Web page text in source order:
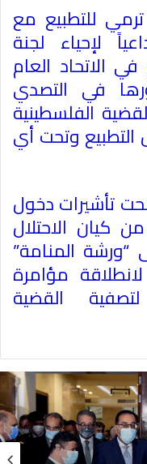
للتطبيع مع
لإحياء لجنة
الاتحاد العام
في التصدي
الفلسطينية
وتحت أي
تأشيرات دخول
كيان الاحتلال
“ورشة المنامة”
مؤامرة
القضية